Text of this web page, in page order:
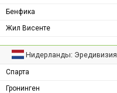
Бенфика
Жил Висенте
Нидерланды: Эредивизия
Спарта
Гронинген